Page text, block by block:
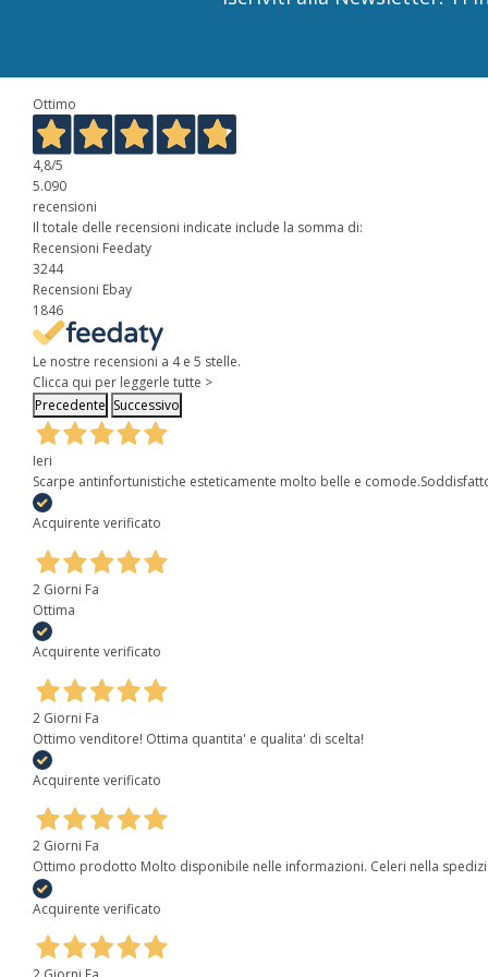
Ottimo
4,8/5
5.090
recensioni
Il totale delle recensioni indicate include la somma di:
Recensioni Feedaty
3244
Recensioni Ebay
1846
Le nostre recensioni a 4 e 5 stelle.
Clicca qui per leggerle tutte >
Precedente Successivo
Ieri
Scarpe antinfortunistiche esteticamente molto belle e
Acquirente verificato
2 Giorni Fa
Ottima
Acquirente verificato
2 Giorni Fa
Ottimo venditore! Ottima quantita' e qualita' di scelta!
Acquirente verificato
2 Giorni Fa
Ottimo prodotto Molto disponibile nelle informazioni. Celeri nella
Acquirente verificato